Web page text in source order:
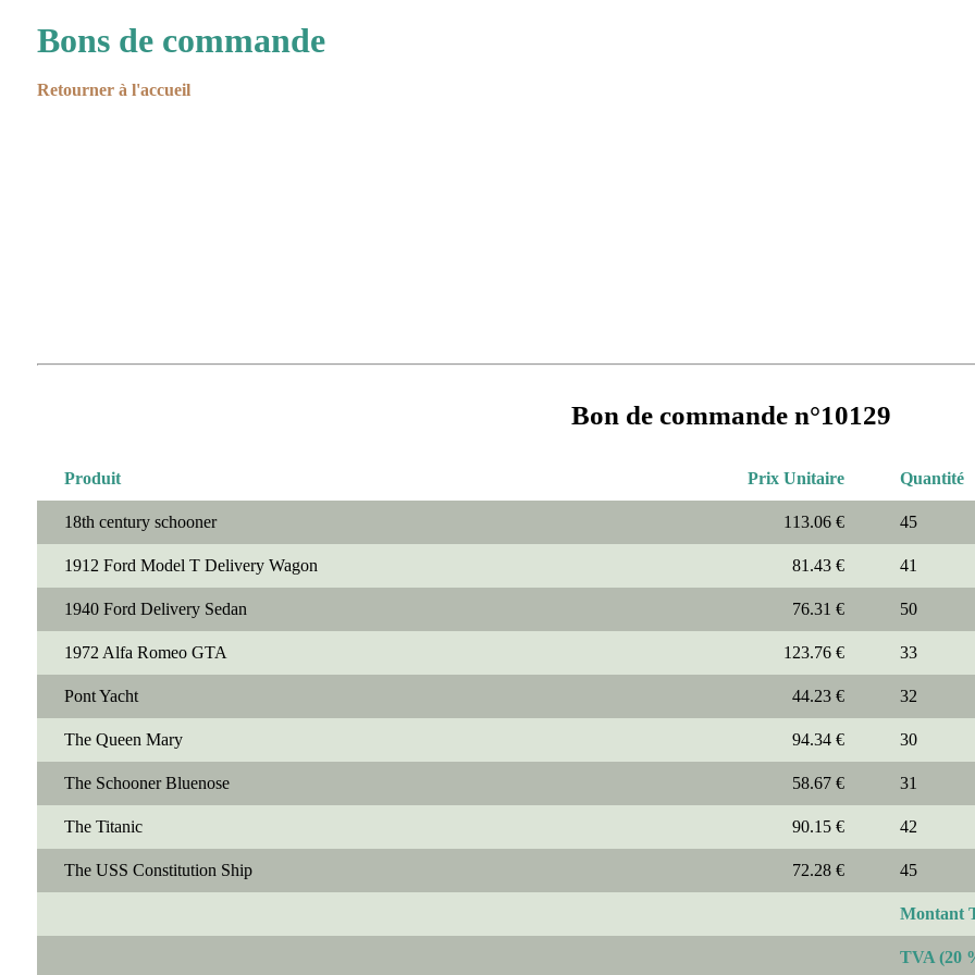
Bons de commande
Retourner à l'accueil
Bon de commande n°10129
Produit Prix Unitaire Quantité
18th century schooner 113.06 € 45
1912 Ford Model T Delivery Wagon 81.43 € 41
1940 Ford Delivery Sedan 76.31 € 50
1972 Alfa Romeo GTA 123.76 € 33
Pont Yacht 44.23 € 32
The Queen Mary 94.34 € 30
The Schooner Bluenose 58.67 € 31
The Titanic 90.15 € 42
The USS Constitution Ship 72.28 € 45
Montant
TVA (20